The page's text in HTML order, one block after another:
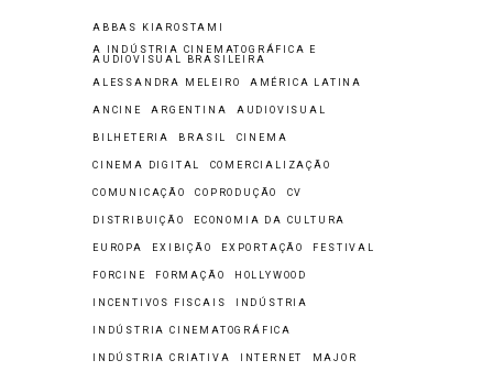
ABBAS KIAROSTAMI
A INDÚSTRIA CINEMATOGRÁFICA E
AUDIOVISUAL BRASILEIRA
ALESSANDRA MELEIRO AMÉRICA LATINA
ANCINE ARGENTINA AUDIOVISUAL
BILHETERIA BRASIL CINEMA
CINEMA DIGITAL COMERCIALIZAÇÃO
COMUNICAÇÃO COPRODUÇÃO CV
DISTRIBUIÇÃO ECONOMIA DA CULTURA
EUROPA EXIBIÇÃO EXPORTAÇÃO FESTIVAL
FORCINE FORMAÇÃO HOLLYWOOD
INCENTIVOS FISCAIS INDÚSTRIA
INDÚSTRIA CINEMATOGRÁFICA
INDÚSTRIA CRIATIVA INTERNET MAJOR